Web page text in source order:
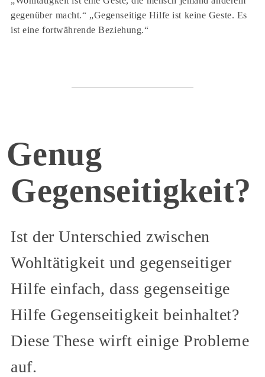
gegenüber macht.“ „Gegenseitige Hilfe ist keine Geste. Es
ist eine fortwährende Beziehung.“
Genug
Gegenseitigkeit?
Ist der Unterschied zwischen
Wohltätigkeit und gegenseitiger
Hilfe einfach, dass gegenseitige
Hilfe Gegenseitigkeit beinhaltet?
Diese These wirft einige Probleme
auf.